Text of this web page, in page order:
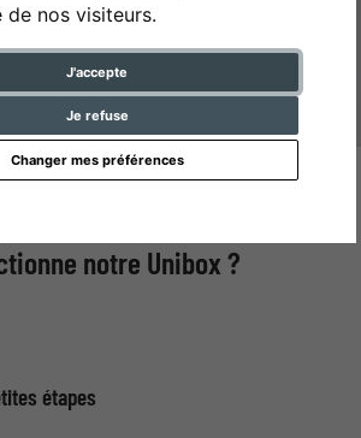
de nos visiteurs.
J'accepte
Je refuse
Changer mes préférences
notre Unibox ?
étapes